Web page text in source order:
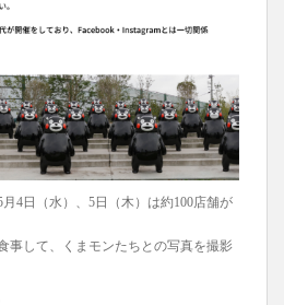
4日（水）、5日（木）は約100店舗が
事して、くまモンたちとの写真を撮影